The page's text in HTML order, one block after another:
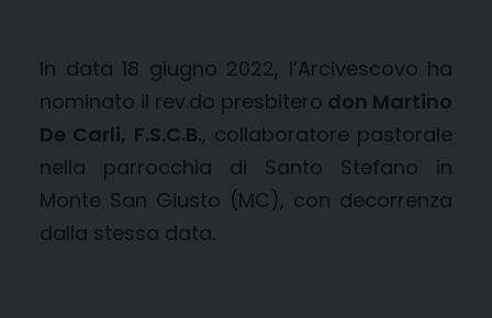
In data 18 giugno 2022, l’Arcivescovo ha
nominato il rev.do presbitero don Martino
De Carli, F.S.C.B., collaboratore pastorale
nella parrocchia di Santo Stefano in
Monte San Giusto (MC), con decorrenza
dalla stessa data.